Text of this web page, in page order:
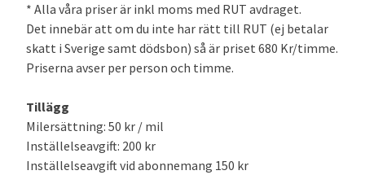
* Alla våra priser är inkl moms med RUT avdraget.
Det innebär att om du inte har rätt till RUT (ej betalar
skatt i Sverige samt dödsbon) så är priset 680 Kr/timme.
Priserna avser per person och timme.
Tillägg
Milersättning: 50 kr / mil
Inställelseavgift: 200 kr
Inställelseavgift vid abonnemang 150 kr